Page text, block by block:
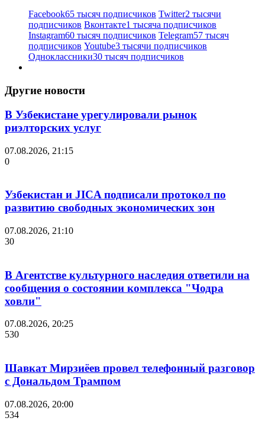
Facebook65 тысяч подписчиков Twitter2 тысячи
подписчиков Вконтакте1 тысяча подписчиков
Instagram60 тысяч подписчиков Telegram57 тысяч
подписчиков Youtube3 тысячи подписчиков
Одноклассники30 тысяч подписчиков
Другие новости
В Узбекистане урегулировали рынок
риэлторских услуг
07.08.2026, 21:15
0
Узбекистан и JICA подписали протокол по
развитию свободных экономических зон
07.08.2026, 21:10
30
В Агентстве культурного наследия ответили на
сообщения о состоянии комплекса "Чодра
ховли"
07.08.2026, 20:25
530
Шавкат Мирзиёев провел телефонный разговор
с Дональдом Трампом
07.08.2026, 20:00
534